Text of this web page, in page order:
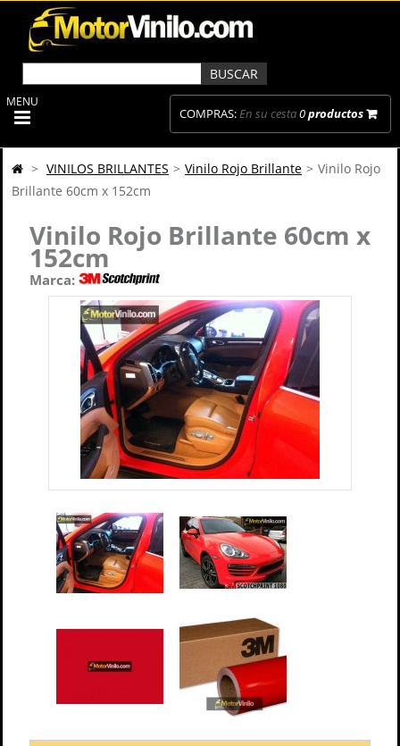
COMPRAS:En su cesta0productos
MENU
> VINILOS BRILLANTES > Vinilo Rojo Brillante > Vinilo Rojo
Brillante 60cm x 152cm
Vinilo Rojo Brillante 60cm x
152cm
Marca: